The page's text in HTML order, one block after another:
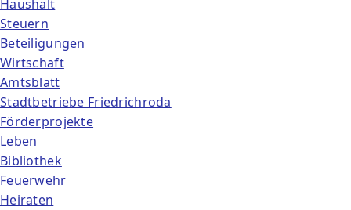
Haushalt
Steuern
Beteiligungen
Wirtschaft
Amtsblatt
Stadtbetriebe Friedrichroda
Förderprojekte
Leben
Bibliothek
Feuerwehr
Heiraten